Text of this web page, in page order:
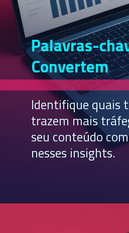
Identifique quais
trazem mais
seu conteúdo
nesses insights.
Palavras-
Convertem